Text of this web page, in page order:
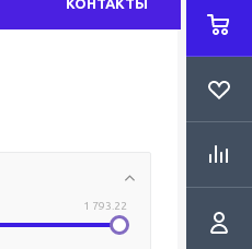
КОНТАКТЫ
1 793.22